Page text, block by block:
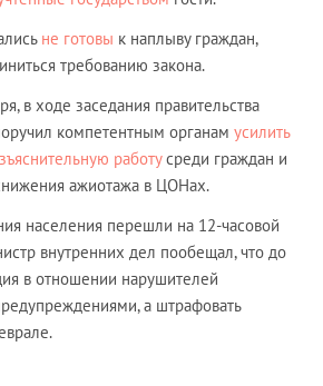
не готовы к наплыву граждан,
требованию закона.
в ходе заседания правительства
компетентным органам усилить
работусреди граждан и
ажиотажа в ЦОНах.
населения перешли на 12-часовой
внутренних дел пообещал, что до
в отношении нарушителей
а штрафовать